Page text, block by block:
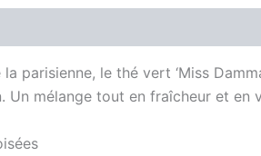
parisienne, le thé vert ‘Miss
Un mélange tout en fraîcheur et en